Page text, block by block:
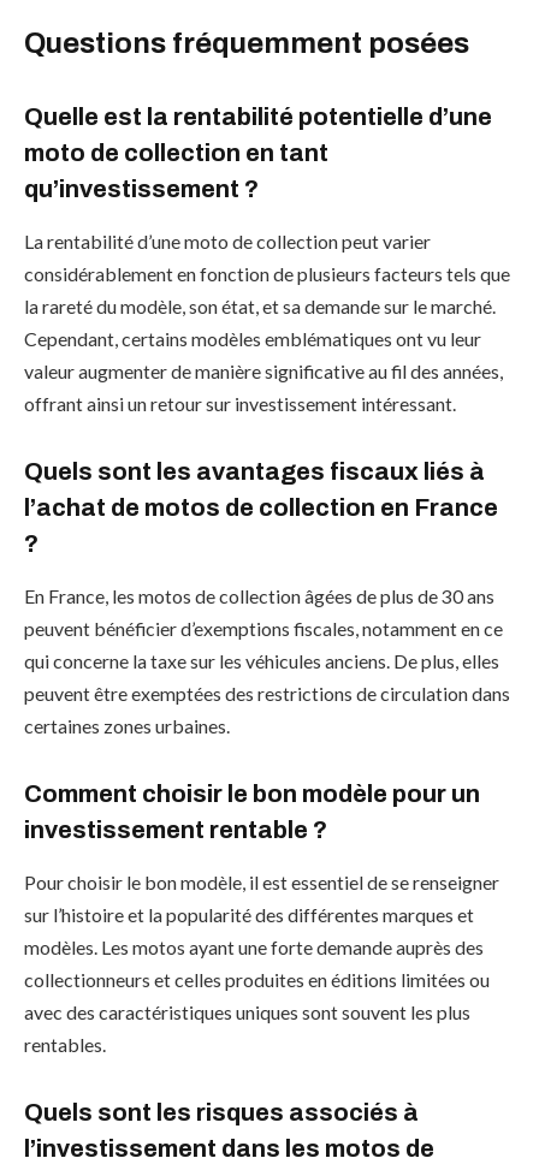
Questions fréquemment posées
Quelle est la rentabilité potentielle d’une
moto de collection en tant
qu’investissement ?
La rentabilité d’une moto de collection peut varier
considérablement en fonction de plusieurs facteurs tels que
la rareté du modèle, son état, et sa demande sur le marché.
Cependant, certains modèles emblématiques ont vu leur
valeur augmenter de manière significative au fil des années,
offrant ainsi un retour sur investissement intéressant.
Quels sont les avantages fiscaux liés à
l’achat de motos de collection en France
?
En France, les motos de collection âgées de plus de 30 ans
peuvent bénéficier d’exemptions fiscales, notamment en ce
qui concerne la taxe sur les véhicules anciens. De plus, elles
peuvent être exemptées des restrictions de circulation dans
certaines zones urbaines.
Comment choisir le bon modèle pour un
investissement rentable ?
Pour choisir le bon modèle, il est essentiel de se renseigner
sur l’histoire et la popularité des différentes marques et
modèles. Les motos ayant une forte demande auprès des
collectionneurs et celles produites en éditions limitées ou
avec des caractéristiques uniques sont souvent les plus
rentables.
Quels sont les risques associés à
l’investissement dans les motos de